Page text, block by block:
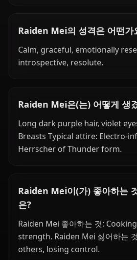
Raiden Mei의 성격은 어떤가
Calm, graceful, emotionally
introspective, resolute.
Raiden Mei은(는) 어떻게 생
Long dark purple hair, violet
Breasts Typical attire: Electro-
Herrscher of Thunder form.
Raiden Mei이(가) 좋아하는
은?
Raiden Mei 좋아하는 것:
strength. Raiden Mei 싫어하는
others, losing control.